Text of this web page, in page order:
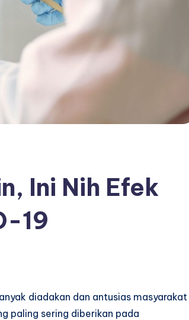
Ini Nih Efek
19
diadakan dan antusias masyarakat
paling sering diberikan pada